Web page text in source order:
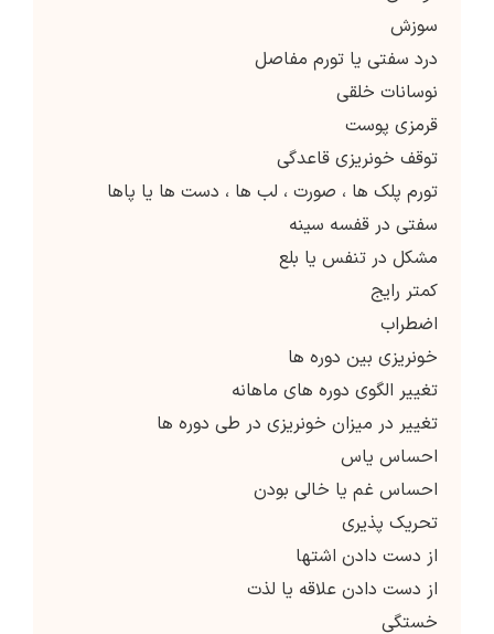
سوزش
درد سفتی یا تورم مفاصل
نوسانات خلقی
قرمزی پوست
توقف خونریزی قاعدگی
تورم پلک ها ، صورت ، لب ها ، دست ها یا پاها
سفتی در قفسه سینه
مشکل در تنفس یا بلع
کمتر رایج
اضطراب
خونریزی بین دوره ها
تغییر الگوی دوره های ماهانه
تغییر در میزان خونریزی در طی دوره ها
احساس یاس
احساس غم یا خالی بودن
تحریک پذیری
از دست دادن اشتها
از دست دادن علاقه یا لذت
خستگی